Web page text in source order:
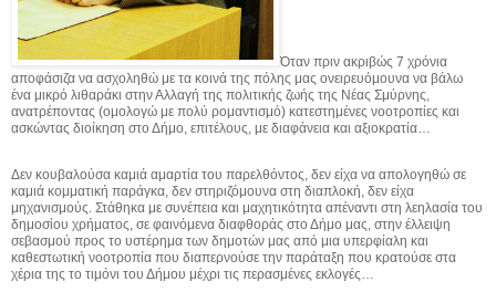
Όταν πριν ακριβώς 7 χρόνια
αποφάσιζα να ασχοληθώ με τα κοινά της πόλης μας ονειρευόμουνα να βάλω
ένα μικρό λιθαράκι στην Αλλαγή της πολιτικής ζωής της Νέας Σμύρνης,
ανατρέποντας (ομολογώ με πολύ ρομαντισμό) κατεστημένες νοοτροπίες και
ασκώντας διοίκηση στο Δήμο, επιτέλους, με διαφάνεια και αξιοκρατία…
Δεν κουβαλούσα καμιά αμαρτία του παρελθόντος, δεν είχα να απολογηθώ σε
καμιά κομματική παράγκα, δεν στηριζόμουνα στη διαπλοκή, δεν είχα
μηχανισμούς. Στάθηκα με συνέπεια και μαχητικότητα απέναντι στη λεηλασία του
δημοσίου χρήματος, σε φαινόμενα διαφθοράς στο Δήμο μας, στην έλλειψη
σεβασμού προς το υστέρημα των δημοτών μας από μια υπερφίαλη και
καθεστωτική νοοτροπία που διαπερνούσε την παράταξη που κρατούσε στα
χέρια της το τιμόνι του Δήμου μέχρι τις περασμένες εκλογές…